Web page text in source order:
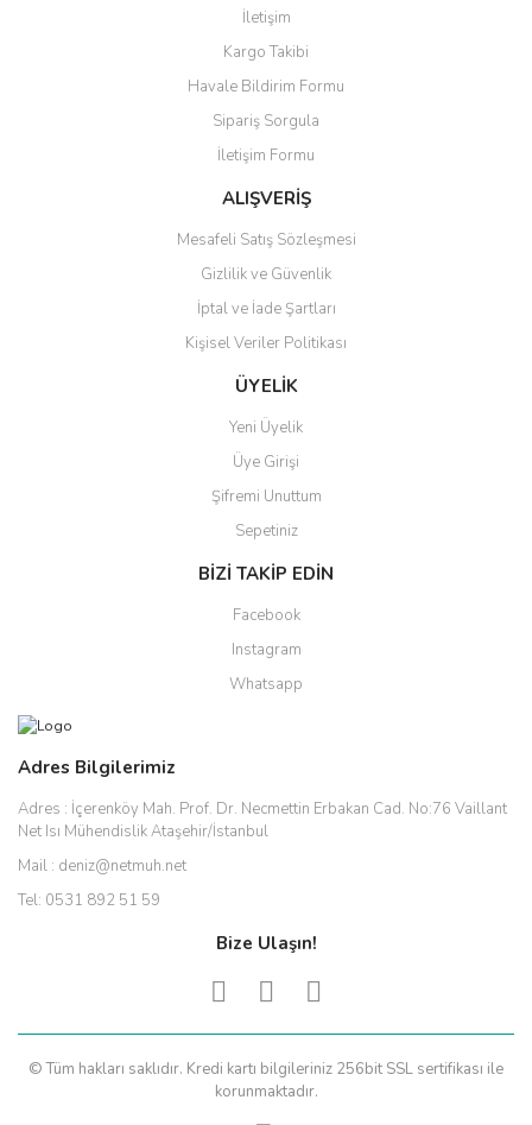
Yorum Yaz
Ürün resmi kalitesiz, bozuk veya görüntülenemiyor.
Ürün açıklamasında eksik bilgiler bulunuyor.
Ürün bilgilerinde hatalar bulunuyor.
Ürün fiyatı diğer sitelerden daha pahalı.
Bu ürüne benzer farklı alternatifler olmalı.
Gönder
İletişim
Kargo Takibi
Havale Bildirim Formu
Sipariş Sorgula
İletişim Formu
ALIŞVERİŞ
Mesafeli Satış Sözleşmesi
Gizlilik ve Güvenlik
İptal ve İade Şartları
Kişisel Veriler Politikası
ÜYELİK
Yeni Üyelik
Üye Girişi
Şifremi Unuttum
Sepetiniz
BİZİ TAKİP EDİN
Facebook
Instagram
Whatsapp
Adres Bilgilerimiz
Adres : İçerenköy Mah. Prof. Dr. Necmettin Erbakan Cad. No:76 Vaillant
Net Isı Mühendislik Ataşehir/İstanbul
Mail : deniz@netmuh.net
Tel: 0531 892 51 59
Bize Ulaşın!
© Tüm hakları saklıdır. Kredi kartı bilgileriniz 256bit SSL sertifikası ile
korunmaktadır.